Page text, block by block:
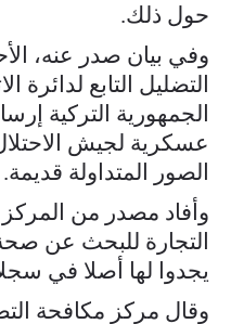
حول ذلك.
وفي بيان صدر عنه،
التضليل التابع لدائرة
الجمهورية التركية
عسكرية لجيش
الصور المتداولة قديمة.
وأفاد مصدر من المركز
التجارة للبحث عن
يجدوا لها أصلا في
وقال مركز مكافحة